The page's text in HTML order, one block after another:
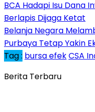
BCA Hadapi Isu Dana
Berlapis Dijaga Ketat
Belanja Negara
Purbaya Tetap Yakin
Tag : bursa efekCSA
Berita Terbaru